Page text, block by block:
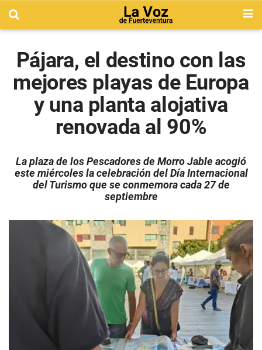
Pájara, el destino con las
mejores playas de Europa
y una planta alojativa
renovada al 90%
La plaza de los Pescadores de Morro Jable acogió
este miércoles la celebración del Día Internacional
del Turismo que se conmemora cada 27 de
septiembre